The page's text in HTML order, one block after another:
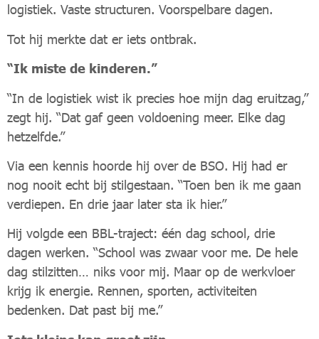
logistiek. Vaste structuren. Voorspelbare dagen.
Tot hij merkte dat er iets ontbrak.
“Ik miste de kinderen.”
“In de logistiek wist ik precies hoe mijn dag eruitzag,”
zegt hij. “Dat gaf geen voldoening meer. Elke dag
hetzelfde.”
Via een kennis hoorde hij over de BSO. Hij had er
nog nooit echt bij stilgestaan. “Toen ben ik me gaan
verdiepen. En drie jaar later sta ik hier.”
Hij volgde een BBL-traject: één dag school, drie
dagen werken. “School was zwaar voor me. De hele
dag stilzitten… niks voor mij. Maar op de werkvloer
krijg ik energie. Rennen, sporten, activiteiten
bedenken. Dat past bij me.”